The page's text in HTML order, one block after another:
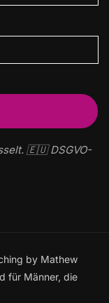
🇪🇺 DSGVO-
by Mathew
für Männer, die